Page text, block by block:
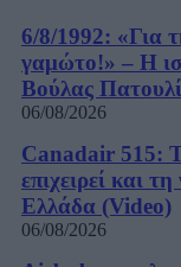
6/8/1992: «Για
γαμώτο!» – Η
Βούλας
06/08/2026
Canadair 515:
επιχειρεί και
Ελλάδα (Video)
06/08/2026